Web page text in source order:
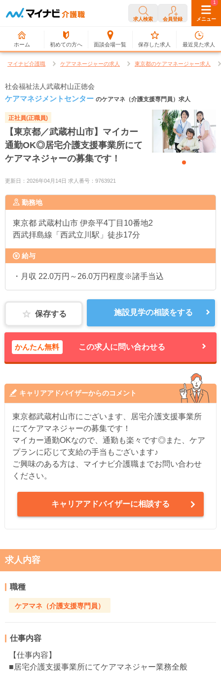
求人検索 会員登録 メニュー
ホーム 初めての方へ 面談会場一覧
0
保存した求人
1
最近見た求人
マイナビ介護職 ケアマネージャーの求人 東京都のケアマネージャー求人
社会福祉法人武蔵村山正徳会
ケアマネジメントセンター のケアマネ（介護支援専門員）求人
正社員(正職員)
【東京都／武蔵村山市】マイカー
通勤OK◎居宅介護支援事業所にて
ケアマネジャーの募集です！
更新日：2026年04月14日 求人番号：9763921
勤務地
東京都 武蔵村山市 伊奈平4丁目10番地2
西武拝島線「西武立川駅」徒歩17分
給与
・月収 22.0万円～26.0万円程度※諸手当込
保存する 施設見学の相談をする
かんたん無料 この求人に問い合わせる
キャリアアドバイザーからのコメント
東京都武蔵村山市にございます、居宅介護支援事業所
にてケアマネジャーの募集です！
マイカー通勤OKなので、通勤も楽々です◎また、ケア
プランに応じて支給の手当もございます♪
ご興味のある方は、マイナビ介護職までお問い合わせ
ください。
キャリアアドバイザーに相談する
求人内容
職種
ケアマネ（介護支援専門員）
仕事内容
【仕事内容】
■居宅介護支援事業所にてケアマネジャー業務全般